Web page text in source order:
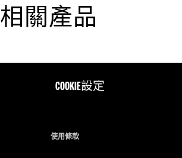
相關產品
COOKIE設定
使用條款